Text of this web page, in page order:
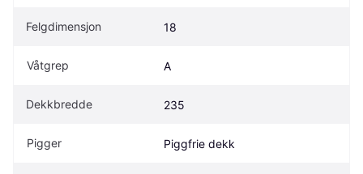
Felgdimensjon 18
Våtgrep A
Dekkbredde 235
Pigger Piggfrie dekk